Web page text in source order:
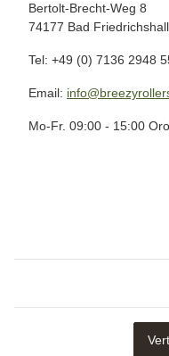
Bertolt-Brecht-Weg 8
74177 Bad Friedrichshall
Tel: +49 (0) 7136 2948
Email:
Mo-Fr. 09:00 - 15:00